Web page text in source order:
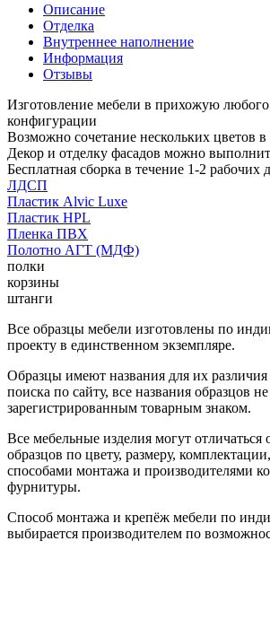
Описание
Отделка
Внутреннее наполнение
Информация
Отзывы
Изготовление мебели в прихожую любого
конфигурации
Возможно сочетание нескольких цветов
Декор и отделку фасадов можно
Бесплатная сборка в течение 1-2 рабочих
ЛДСП
Пластик Alvic Luxe
Пластик HPL
Пленка ПВХ
Полотно АГТ (МДФ)
полки
корзины
штанги
Все образцы мебели изготовлены по
проекту в единственном экземпляре.
Образцы имеют названия для их
поиска по сайту, все названия образцов
зарегистрированным товарным знаком.
Все мебельные изделия могут отличаться
образцов по цвету, размеру,
способами монтажа и производителями
фурнитуры.
Способ монтажа и крепёж мебели по
выбирается производителем по